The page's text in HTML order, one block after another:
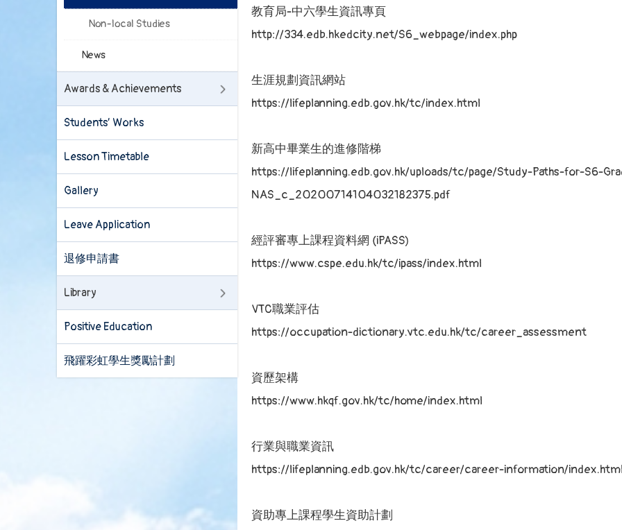
教育局-中六學生資訊專頁
http://334.edb.hkedcity.net/S6_webpage/index.php
生涯規劃資訊網站
https://lifeplanning.edb.gov.hk/tc/index.html
新高中畢業生的進修階梯
https://lifeplanning.edb.gov.hk/uploads/tc/page/Study-Paths-for-S6-
NAS_c_20200714104032182375.pdf
經評審專上課程資料網 (iPASS)
https://www.cspe.edu.hk/tc/ipass/index.html
VTC職業評估
https://occupation-dictionary.vtc.edu.hk/tc/career_assessment
資歷架構
https://www.hkqf.gov.hk/tc/home/index.html
行業與職業資訊
https://lifeplanning.edb.gov.hk/tc/career/career-information/
資助專上課程學生資助計劃
Non-local Studies
News
Awards & Achievements
Students’ Works
Lesson Timetable
Gallery
Leave Application
退修申請書
Library
Positive Education
飛躍彩虹學生獎勵計劃